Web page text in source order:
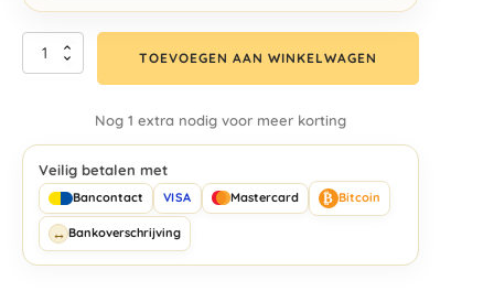
TOEVOEGEN AAN WINKELWAGEN
Nog 1 extra nodig voor meer korting
Veilig betalen met
Bancontact VISA Mastercard ₿ Bitcoin
↔Bankoverschrijving